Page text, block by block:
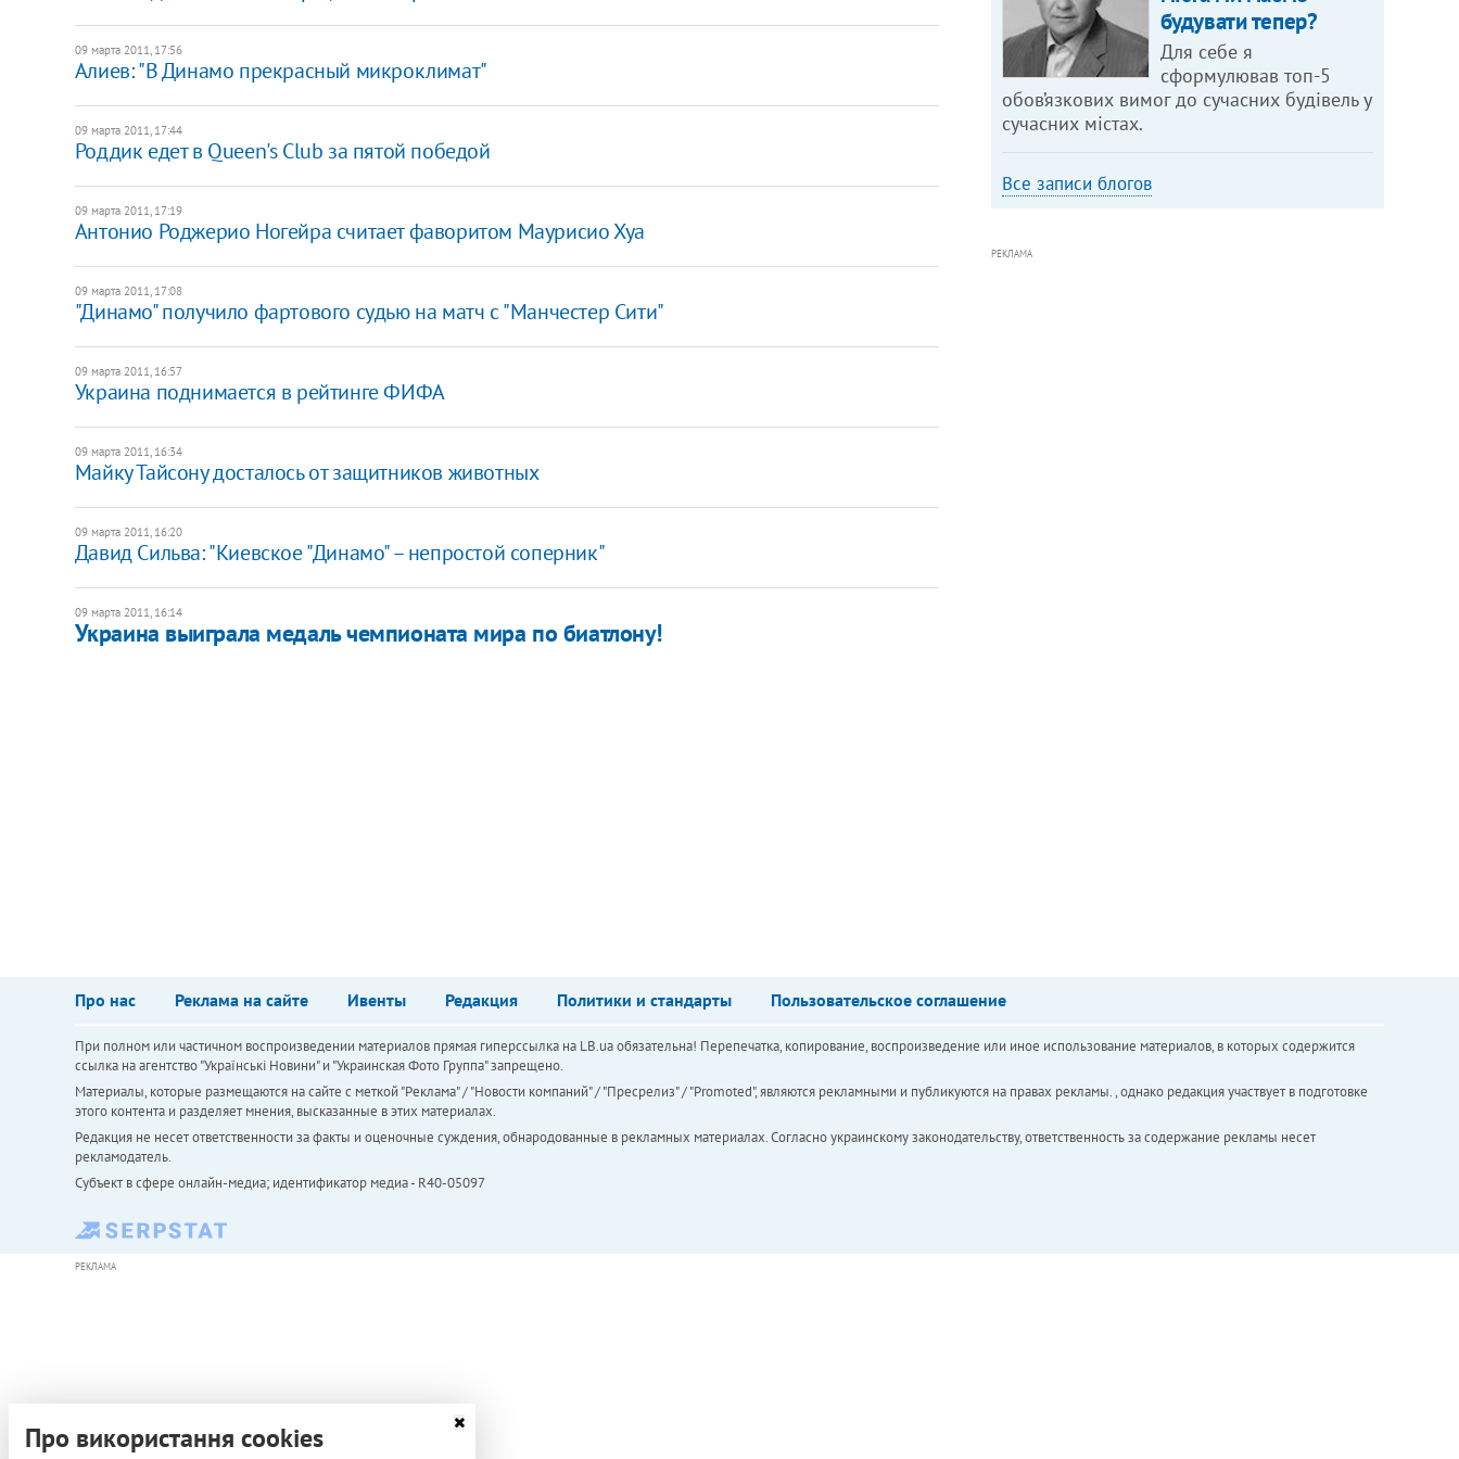
09 марта 2011, 17:56
Алиев: "В Динамо прекрасный микроклимат"
09 марта 2011, 17:44
Роддик едет в Queen's Club за пятой победой
09 марта 2011, 17:19
Антонио Роджерио Ногейра считает фаворитом Маурисио Хуа
09 марта 2011, 17:08
"Динамо" получило фартового судью на матч с "Манчестер Сити"
09 марта 2011, 16:57
Украина поднимается в рейтинге ФИФА
09 марта 2011, 16:34
Майку Тайсону досталось от защитников животных
09 марта 2011, 16:20
Давид Сильва: "Киевское "Динамо" – непростой соперник"
09 марта 2011, 16:14
Украина выиграла медаль чемпионата мира по биатлону!
будувати тепер?
Для себе я
сформулював топ-5
обов’язкових вимог до сучасних будівель у
сучасних містах.
Все записи блогов
РЕКЛАМА
Про нас Реклама на сайте Ивенты Редакция Политики и стандарты Пользовательское соглашение
При полном или частичном воспроизведении материалов прямая гиперссылка на LB.ua обязательна! Перепечатка, копирование, воспроизведение или иное использование материалов, в которых содержится
ссылка на агентство "Українськi Новини" и "Украинская Фото Группа" запрещено.
Материалы, которые размещаются на сайте с меткой "Реклама" / "Новости компаний" / "Пресрелиз" / "Promoted", являются рекламными и публикуются на правах рекламы. , однако редакция участвует в подготовке
этого контента и разделяет мнения, высказанные в этих материалах.
Редакция не несет ответственности за факты и оценочные суждения, обнародованные в рекламных материалах. Согласно украинскому законодательству, ответственность за содержание рекламы несет
рекламодатель.
Субъект в сфере онлайн-медиа; идентификатор медиа - R40-05097
РЕКЛАМА
Про використання cookies